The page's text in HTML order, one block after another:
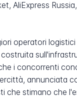
AliExpress
operatori
i concorrenti
annunciata
che stimano che